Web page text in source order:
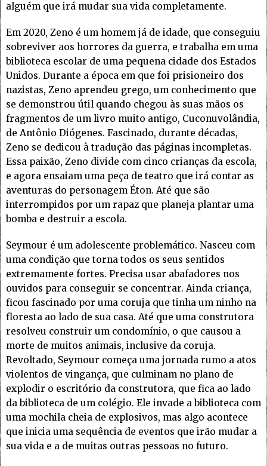
alguém que irá mudar sua vida completamente.
Em 2020, Zeno é um homem já de idade, que conseguiu
sobreviver aos horrores da guerra, e trabalha em uma
biblioteca escolar de uma pequena cidade dos Estados
Unidos. Durante a época em que foi prisioneiro dos
nazistas, Zeno aprendeu grego, um conhecimento que
se demonstrou útil quando chegou às suas mãos os
fragmentos de um livro muito antigo, Cuconuvolândia,
de Antônio Diógenes. Fascinado, durante décadas,
Zeno se dedicou à tradução das páginas incompletas.
Essa paixão, Zeno divide com cinco crianças da escola,
e agora ensaiam uma peça de teatro que irá contar as
aventuras do personagem Éton. Até que são
interrompidos por um rapaz que planeja plantar uma
bomba e destruir a escola.
Seymour é um adolescente problemático. Nasceu com
uma condição que torna todos os seus sentidos
extremamente fortes. Precisa usar abafadores nos
ouvidos para conseguir se concentrar. Ainda criança,
ficou fascinado por uma coruja que tinha um ninho na
floresta ao lado de sua casa. Até que uma construtora
resolveu construir um condomínio, o que causou a
morte de muitos animais, inclusive da coruja.
Revoltado, Seymour começa uma jornada rumo a atos
violentos de vingança, que culminam no plano de
explodir o escritório da construtora, que fica ao lado
da biblioteca de um colégio. Ele invade a biblioteca com
uma mochila cheia de explosivos, mas algo acontece
que inicia uma sequência de eventos que irão mudar a
sua vida e a de muitas outras pessoas no futuro.